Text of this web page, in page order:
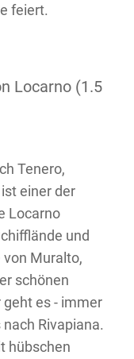
feiert.
Locarno (1.5
Tenero,
einer der
Locarno
und
Muralto,
schönen
es - immer
Rivapiana.
hübschen